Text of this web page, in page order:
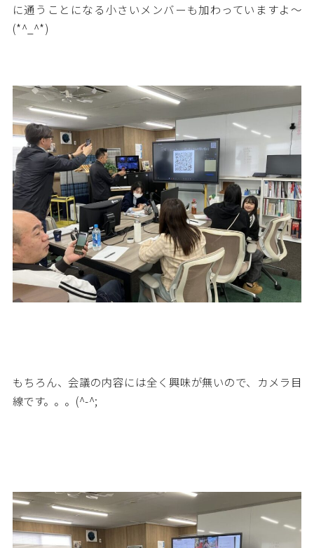
に通うことになる小さいメンバーも加わっていますよ～
(*^_^*)
もちろん、会議の内容には全く興味が無いので、カメラ目
線です。。。(^-^;